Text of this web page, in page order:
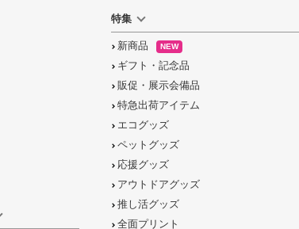
特集
新商品 NEW
ギフト・記念品
販促・展示会備品
特急出荷アイテム
エコグッズ
ペットグッズ
応援グッズ
アウトドアグッズ
推し活グッズ
全面プリント